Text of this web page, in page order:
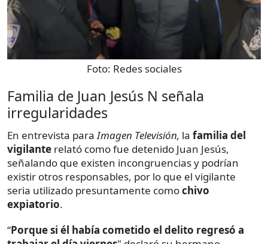
Foto: Redes sociales
Familia de Juan Jesús N señala
irregularidades
En entrevista paraImagen Televisión, la familia del
vigilante relató como fue detenido Juan Jesús,
señalando que existen incongruencias y podrían
existir otros responsables, por lo que el vigilante
seria utilizado presuntamente comochivo
expiatorio.
“Porque si él había cometido el delito regresó a